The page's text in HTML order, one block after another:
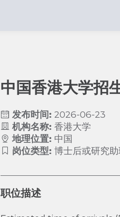
中国香港大学招
发布时间: 2026-06-23
机构名称: 香港大学
地理位置: 中国
岗位类型: 博士后或研究助
职位描述